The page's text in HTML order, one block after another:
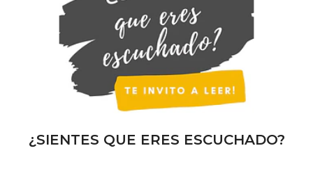
¿SIENTES QUE ERES ESCUCHADO?